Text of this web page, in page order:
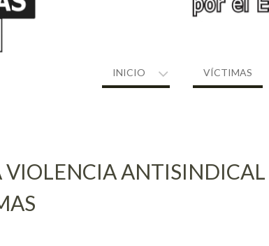
INICIO VÍCTIMAS
VIOLENCIA